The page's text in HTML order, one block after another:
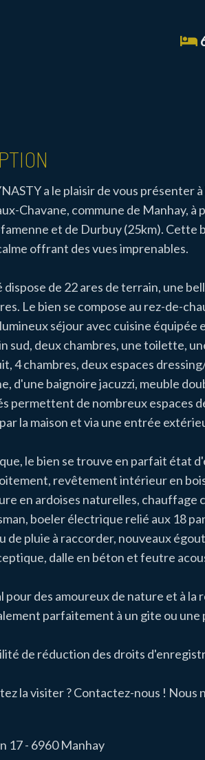
a le plaisir de vous présenter
Chavane, commune de Manhay,
et de Durbuy (25km). Cette
offrant des vues imprenables.
dispose de 22 ares de terrain, une
Le bien se compose au rez-de-
séjour avec cuisine
sud, deux chambres, une toilette,
4 chambres, deux espaces
d'une baignoire jacuzzi, meuble
permettent de nombreux espaces
la maison et via une entrée
le bien se trouve en parfait état
revêtement intérieur en
en ardoises naturelles, chauffage
boeler électrique relié aux 18
de pluie à raccorder, nouveaux
dalle en béton et feutre
pour des amoureux de nature et à
parfaitement à un gite ou une
de réduction des droits
la visiter ? Contactez-nous ! Nous
17 - 6960 Manhay